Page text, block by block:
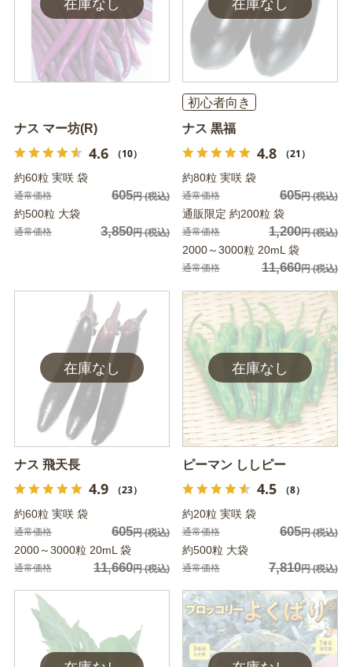
ナス マー坊(R)
4.6 （10）
約60粒 実咲 袋
通常価格 605円(税込)
約500粒 大袋
通常価格 3,850円(税込)
初心者向き
ナス 黒福
4.8 （21）
約80粒 実咲 袋
通常価格 605円(税込)
通販限定 約200粒 袋
通常価格 1,200円(税込)
2000～3000粒 20mL 袋
通常価格 11,660円(税込)
ナス 飛天長
4.9 （23）
約60粒 実咲 袋
通常価格 605円(税込)
2000～3000粒 20mL 袋
通常価格 11,660円(税込)
ピーマン ししピー
4.5 （8）
約20粒 実咲 袋
通常価格 605円(税込)
約500粒 大袋
通常価格 7,810円(税込)